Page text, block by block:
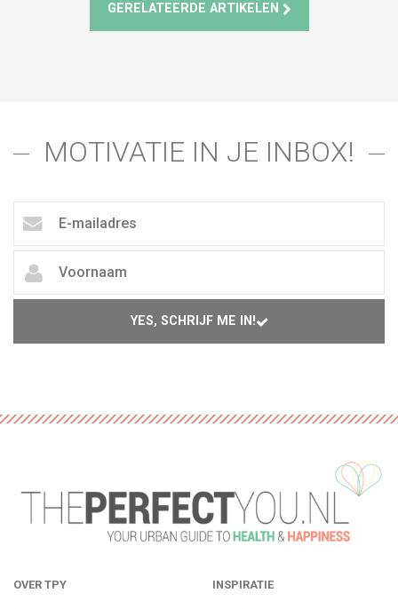
GERELATEERDE ARTIKELEN
MOTIVATIE IN JE INBOX!
YES, SCHRIJF ME IN!
OVER TPY INSPIRATIE